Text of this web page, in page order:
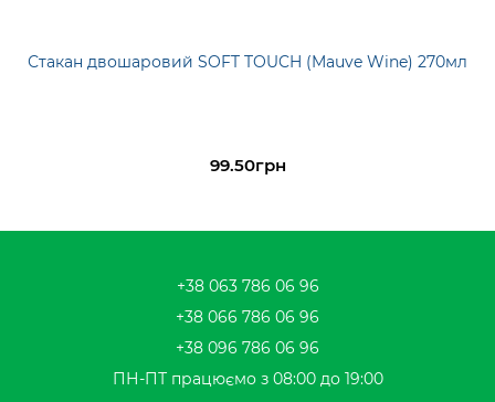
Стакан двошаровий SOFT TOUCH (Mauve Wine) 270мл
99.50грн
+38 063 786 06 96
+38 066 786 06 96
+38 096 786 06 96
ПН-ПТ працюємо з 08:00 до 19:00